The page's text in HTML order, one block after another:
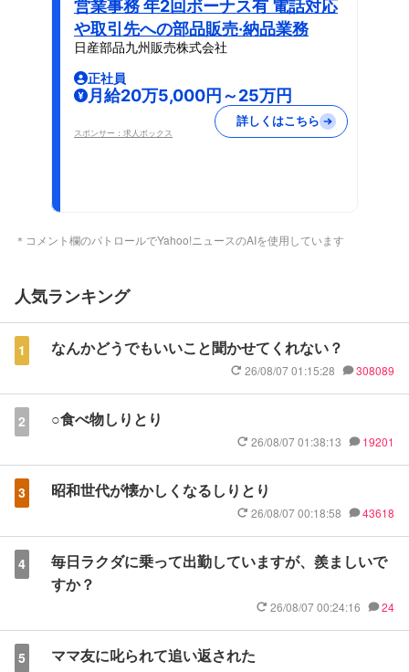
営業事務 年2回ボーナス有 電話対応
や取引先への部品販売·納品業務
日産部品九州販売株式会社
正社員
月給20万5,000円～25万円
スポンサー：求人ボックス
詳しくはこちら
＊コメント欄のパトロールでYahoo!ニュースのAIを使用しています
人気ランキング
1 なんかどうでもいいこと聞かせてくれない？
26/08/07 01:15:28 308089
2 ○食べ物しりとり
26/08/07 01:38:13 19201
3 昭和世代が懐かしくなるしりとり
26/08/07 00:18:58 43618
4
毎日ラクダに乗って出勤していますが、羨ましいで
すか？
26/08/07 00:24:16 24
5 ママ友に叱られて追い返された